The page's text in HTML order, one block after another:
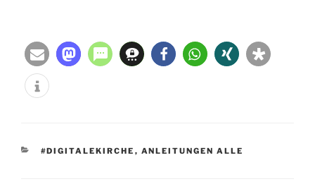
KATEGORIEN
#DIGITALEKIRCHE , ANLEITUNGEN ALLE